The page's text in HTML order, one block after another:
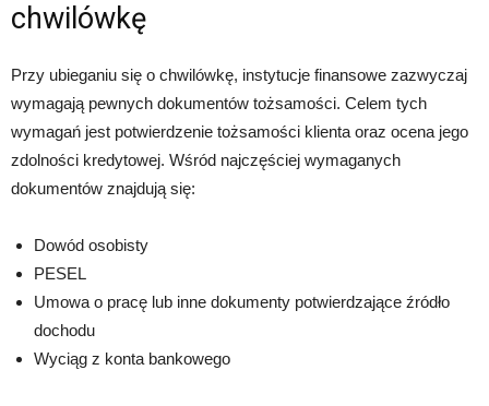
chwilówkę
Przy ubieganiu się o chwilówkę, instytucje finansowe zazwyczaj
wymagają pewnych dokumentów tożsamości. Celem tych
wymagań jest potwierdzenie tożsamości klienta oraz ocena jego
zdolności kredytowej. Wśród najczęściej wymaganych
dokumentów znajdują się:
Dowód osobisty
PESEL
Umowa o pracę lub inne dokumenty potwierdzające źródło
dochodu
Wyciąg z konta bankowego